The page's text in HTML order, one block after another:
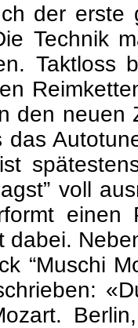
der erste
Technik
Taktloss
den neuen
voll
einen
“Muschi